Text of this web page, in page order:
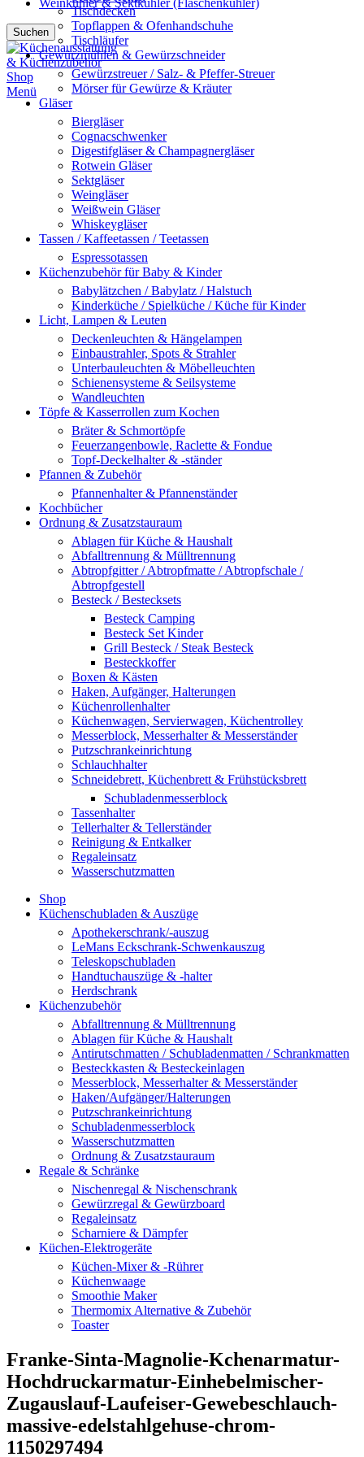
Weinkühler & Sektkühler (Flaschenkühler)
Suchen
Menü
Tischdecken
Topflappen & Ofenhandschuhe
Tischläufer
Gewürzmühlen & Gewürzschneider
Gewürzstreuer / Salz- & Pfeffer-Streuer
Mörser für Gewürze & Kräuter
Gläser
Biergläser
Cognacschwenker
Digestifgläser & Champagnergläser
Rotwein Gläser
Sektgläser
Weingläser
Weißwein Gläser
Whiskeygläser
Tassen / Kaffeetassen / Teetassen
Espressotassen
Küchenzubehör für Baby & Kinder
Babylätzchen / Babylatz / Halstuch
Kinderküche / Spielküche / Küche für Kinder
Licht, Lampen & Leuten
Deckenleuchten & Hängelampen
Einbaustrahler, Spots & Strahler
Unterbauleuchten & Möbelleuchten
Schienensysteme & Seilsysteme
Wandleuchten
Töpfe & Kasserrollen zum Kochen
Bräter & Schmortöpfe
Feuerzangenbowle, Raclette & Fondue
Topf-Deckelhalter & -ständer
Pfannen & Zubehör
Pfannenhalter & Pfannenständer
Kochbücher
Ordnung & Zusatzstauraum
Ablagen für Küche & Haushalt
Abfalltrennung & Mülltrennung
Abtropfgitter / Abtropfmatte / Abtropfschale /
Abtropfgestell
Besteck / Bestecksets
Besteck Camping
Besteck Set Kinder
Grill Besteck / Steak Besteck
Besteckkoffer
Boxen & Kästen
Haken, Aufgänger, Halterungen
Küchenrollenhalter
Küchenwagen, Servierwagen, Küchentrolley
Messerblock, Messerhalter & Messerständer
Putzschrankeinrichtung
Schlauchhalter
Schneidebrett, Küchenbrett & Frühstücksbrett
Schubladenmesserblock
Tassenhalter
Tellerhalter & Tellerständer
Reinigung & Entkalker
Regaleinsatz
Wasserschutzmatten
Shop
Küchenschubladen & Auszüge
Apothekerschrank/-auszug
LeMans Eckschrank-Schwenkauszug
Teleskopschubladen
Handtuchauszüge & -halter
Herdschrank
Küchenzubehör
Abfalltrennung & Mülltrennung
Ablagen für Küche & Haushalt
Antirutschmatten / Schubladenmatten / Schrankmatten
Besteckkasten & Besteckeinlagen
Messerblock, Messerhalter & Messerständer
Haken/Aufgänger/Halterungen
Putzschrankeinrichtung
Schubladenmesserblock
Wasserschutzmatten
Ordnung & Zusatzstauraum
Regale & Schränke
Nischenregal & Nischenschrank
Gewürzregal & Gewürzboard
Regaleinsatz
Scharniere & Dämpfer
Küchen-Elektrogeräte
Küchen-Mixer & -Rührer
Küchenwaage
Smoothie Maker
Thermomix Alternative & Zubehör
Toaster
Franke-Sinta-Magnolie-Kchenarmatur-
Hochdruckarmatur-Einhebelmischer-
Zugauslauf-Laufeiser-Gewebeschlauch-
massive-edelstahlgehuse-chrom-
1150297494